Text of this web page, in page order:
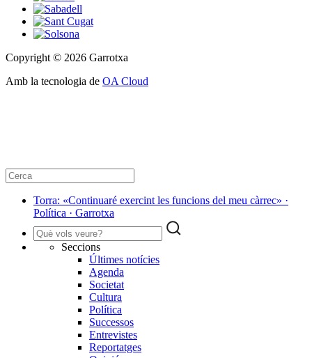
Copyright © 2026 Garrotxa
Amb la tecnologia de OA Cloud
Torra: «Continuaré exercint les funcions del meu càrrec» ·
Política · Garrotxa
Seccions
Últimes notícies
Agenda
Societat
Cultura
Política
Successos
Entrevistes
Reportatges